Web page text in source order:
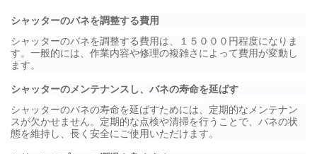
シャッターのバネを調整する費用
シャッターのバネを調整する費用は、１５０００円程度になりま
す。一般的には、作業内容や修理の複雑さによって費用が変動し
ます。
シャッターのメンテナンスし、バネの寿命を延ばす
シャッターのバネの寿命を延ばすためには、定期的なメンテナン
スが欠かせません。定期的な点検や清掃を行うことで、バネの状
態を維持し、長く安全にご使用いただけます。